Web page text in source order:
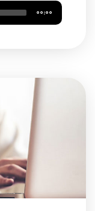
Audio
Player
00:00